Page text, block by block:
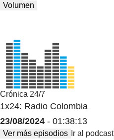
Volumen
Crónica 24/7
1x24: Radio Colombia
23/08/2024 - 01:38:13
Ver más episodios Ir al podcast